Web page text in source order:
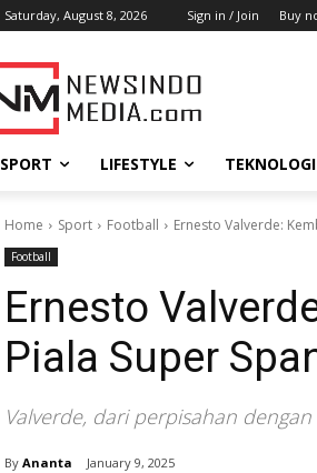
Saturday, August 8, 2026 Sign in / Join Buy
SPORT LIFESTYLE TEKNOLOGI
Home Sport Football Ernesto Valverde:
Football
Ernesto
Piala Super
Valverde, dari perpisahan
By Ananta January 9, 2025